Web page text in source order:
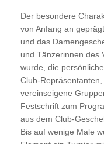
Der besondere
von Anfang an
und das
und Tänzerinnen des
wurde, die
Club-
vereinseigene
Festschrift zum
aus dem Club-
Bis auf wenige Male